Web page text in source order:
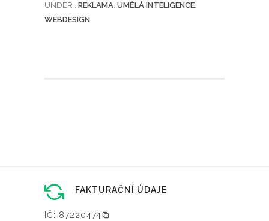
UNDER : REKLAMA, UMĚLÁ INTELIGENCE,
WEBDESIGN
FAKTURAČNÍ ÚDAJE
IČ: 87220474